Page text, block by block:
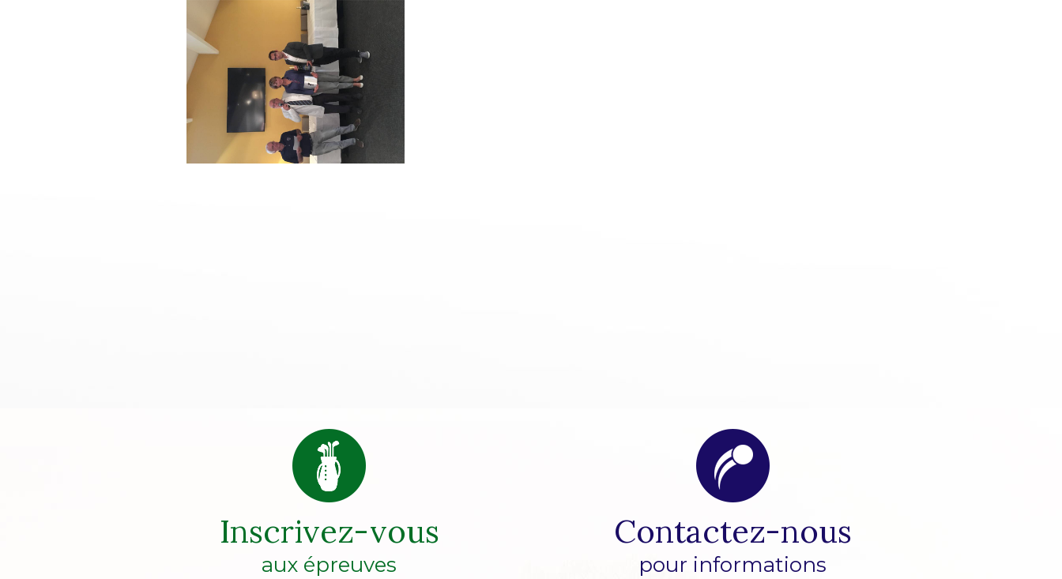
Inscrivez-vous
aux épreuves
Contactez-nous
pour informations